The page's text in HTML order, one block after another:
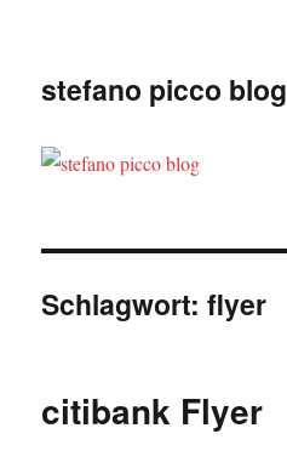
stefano picco blog
Schlagwort:flyer
citibank Flyer